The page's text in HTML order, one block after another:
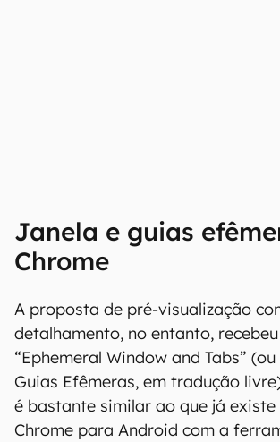
Janela e guias
Chrome
A proposta de pré-visualização
detalhamento, no entanto,
“Ephemeral Window and Tabs”
Guias Efêmeras, em tradução
é bastante similar ao que já existe
Chrome para Android com a